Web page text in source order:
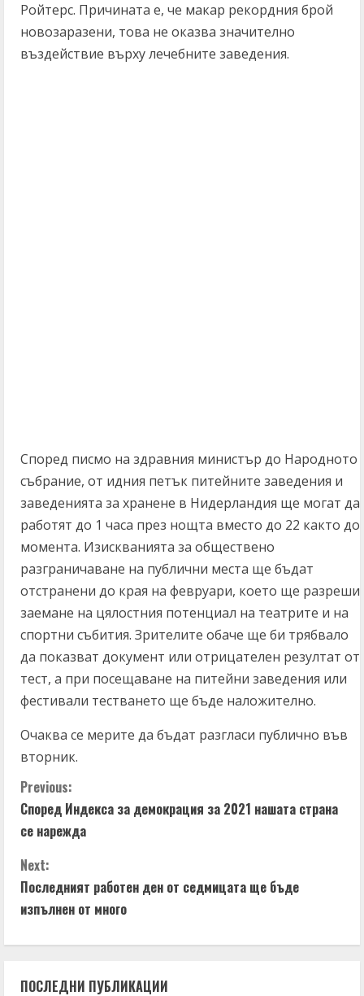
Ройтерс. Причината е, че макар рекордния брой
новозаразени, това не оказва значително
въздействие върху лечебните заведения.
Според писмо на здравния министър до Народното
събрание, от идния петък питейните заведения и
заведенията за хранене в Нидерландия ще могат да
работят до 1 часа през нощта вместо до 22 както до
момента. Изискванията за обществено
разграничаване на публични места ще бъдат
отстранени до края на февруари, което ще разреши
заемане на цялостния потенциал на театрите и на
спортни събития. Зрителите обаче ще би трябвало
да показват документ или отрицателен резултат от
тест, а при посещаване на питейни заведения или
фестивали тестването ще бъде наложително.
Очаква се мерите да бъдат разгласи публично във
вторник.
C
o
n
t
Previous:
Според Индекса за демокрация за 2021 нашата страна
се нарежда
Next:
Последният работен ден от седмицата ще бъде
изпълнен от много
ПОСЛЕДНИ ПУБЛИКАЦИИ